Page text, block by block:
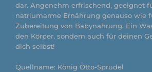
dar. Angenehm erfrischend, geeignet
natriumarme Ernährung genauso wie
Zubereitung von Babynahrung. Ein
den Körper, sondern auch für deinen
dich selbst!
Quellname: König Otto-Sprudel